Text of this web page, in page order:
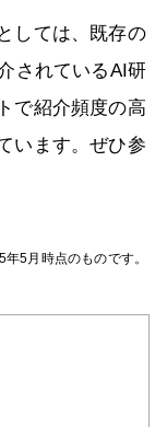
しては、既存の
されているAI研
で紹介頻度の高
います。ぜひ参
5月時点のものです。